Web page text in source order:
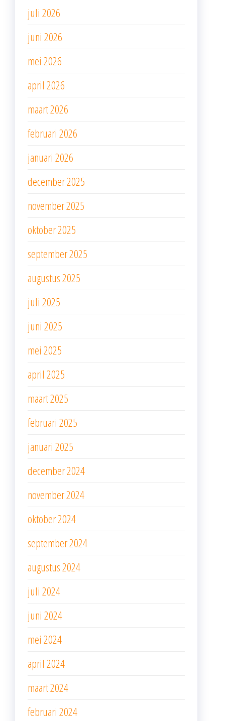
juli 2026
juni 2026
mei 2026
april 2026
maart 2026
februari 2026
januari 2026
december 2025
november 2025
oktober 2025
september 2025
augustus 2025
juli 2025
juni 2025
mei 2025
april 2025
maart 2025
februari 2025
januari 2025
december 2024
november 2024
oktober 2024
september 2024
augustus 2024
juli 2024
juni 2024
mei 2024
april 2024
maart 2024
februari 2024